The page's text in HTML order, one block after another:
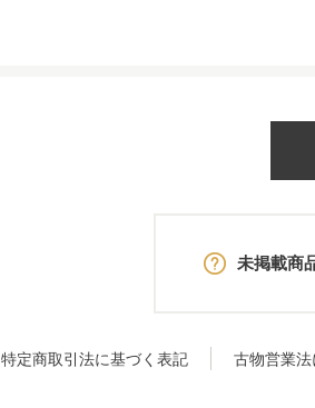
未掲載商
特定商取引法に基づく表記 古物営業